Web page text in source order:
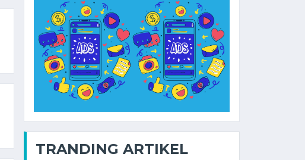
TRANDING ARTIKEL